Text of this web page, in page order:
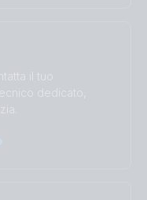
il tuo
dedicato,